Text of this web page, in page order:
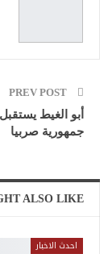
أبو الغيط
جمهورية صربيا
ALSO LIKE
احدث الاخبار